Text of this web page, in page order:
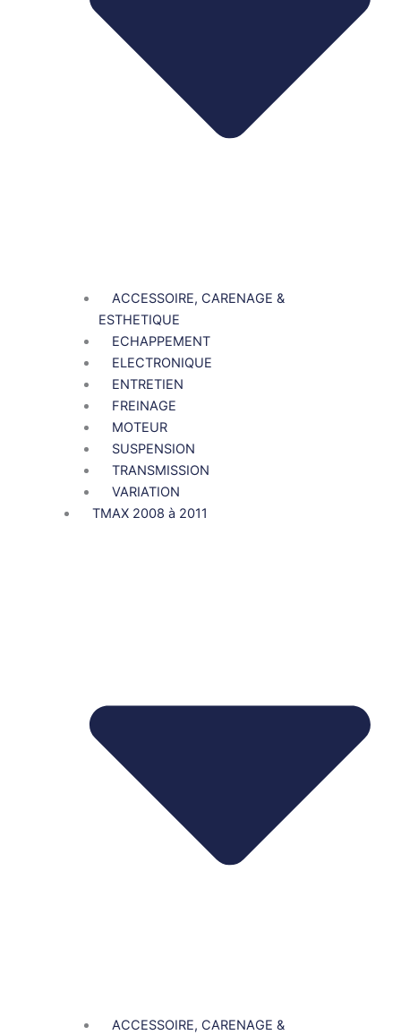
ACCESSOIRE, CARENAGE &
ESTHETIQUE
ECHAPPEMENT
ELECTRONIQUE
ENTRETIEN
FREINAGE
MOTEUR
SUSPENSION
TRANSMISSION
VARIATION
TMAX 2008 à 2011
ACCESSOIRE, CARENAGE &